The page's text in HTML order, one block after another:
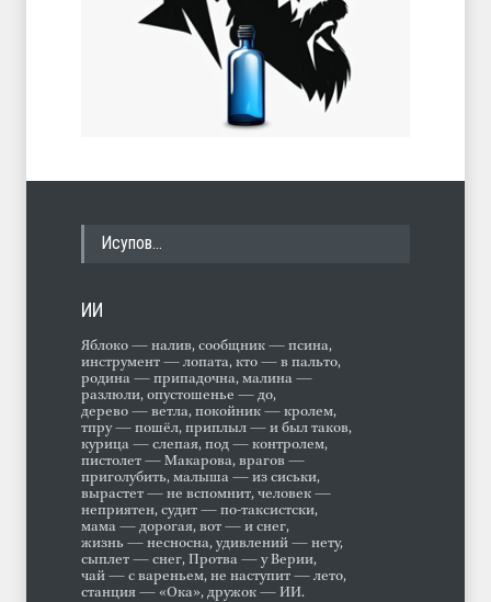
Исупов…
ИИ
Яблоко — налив, сообщник — псина,
инструмент — лопата, кто — в пальто,
родина — припадочна, малина —
разлюли, опустошенье — до,
дерево — ветла, покойник — кролем,
тпру — пошёл, приплыл — и был таков,
курица — слепая, под — контролем,
пистолет — Макарова, врагов —
приголубить, малыша — из сиськи,
вырастет — не вспомнит, человек —
неприятен, судит — по-таксистски,
мама — дорогая, вот — и снег,
жизнь — несносна, удивлений — нету,
сыплет — снег, Протва — у Верии,
чай — с вареньем, не наступит — лето,
станция — «Ока», дружок — ИИ.